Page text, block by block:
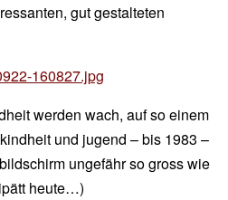
gut gestalteten
werden wach, auf so einem
und jugend – bis 1983 –
ungefähr so gross wie
heute…)